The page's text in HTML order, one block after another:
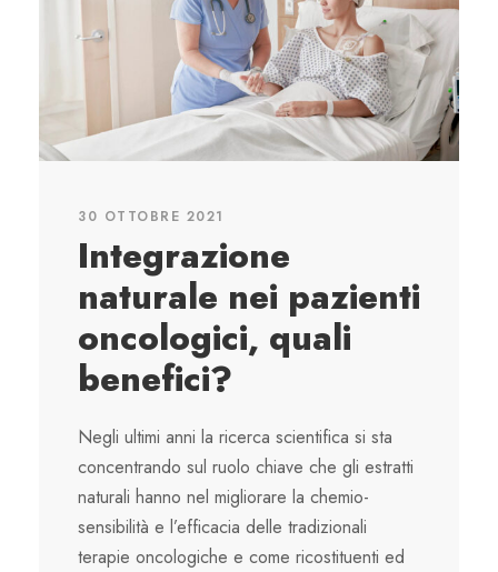
30 OTTOBRE 2021
Integrazione
naturale nei pazienti
oncologici, quali
benefici?
Negli ultimi anni la ricerca scientifica si sta
concentrando sul ruolo chiave che gli estratti
naturali hanno nel migliorare la chemio-
sensibilità e l’efficacia delle tradizionali
terapie oncologiche e come ricostituenti ed